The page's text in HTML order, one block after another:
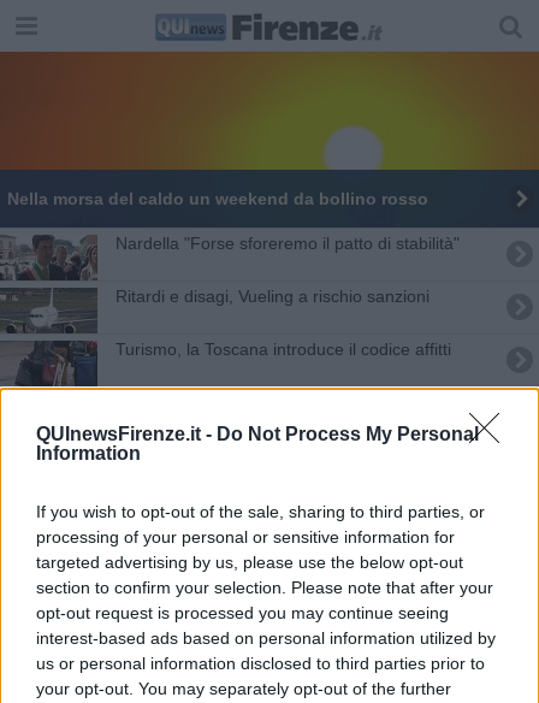
QUInewsFirenze.it - Do Not Process My Personal
Information
If you wish to opt-out of the sale, sharing to third parties, or
processing of your personal or sensitive information for
targeted advertising by us, please use the below opt-out
section to confirm your selection. Please note that after your
opt-out request is processed you may continue seeing
interest-based ads based on personal information utilized by
us or personal information disclosed to third parties prior to
your opt-out. You may separately opt-out of the further
Nella morsa del caldo un weekend da bollino rosso
Nardella "Forse sforeremo il patto di stabilità"
Ritardi e disagi, Vueling a rischio sanzioni
Turismo, la Toscana introduce il codice affitti
A migliaia per rinnovare le delegazioni Cesvot
All'Elba in aereo, pubblicato il bando
Edifici pubblici a prova di sisma, bando da 28
milioni di euro
Giro d'Italia donne, tra Valdichiana e Mugello
Alluvione, via alle segnalazioni per danni agricoli